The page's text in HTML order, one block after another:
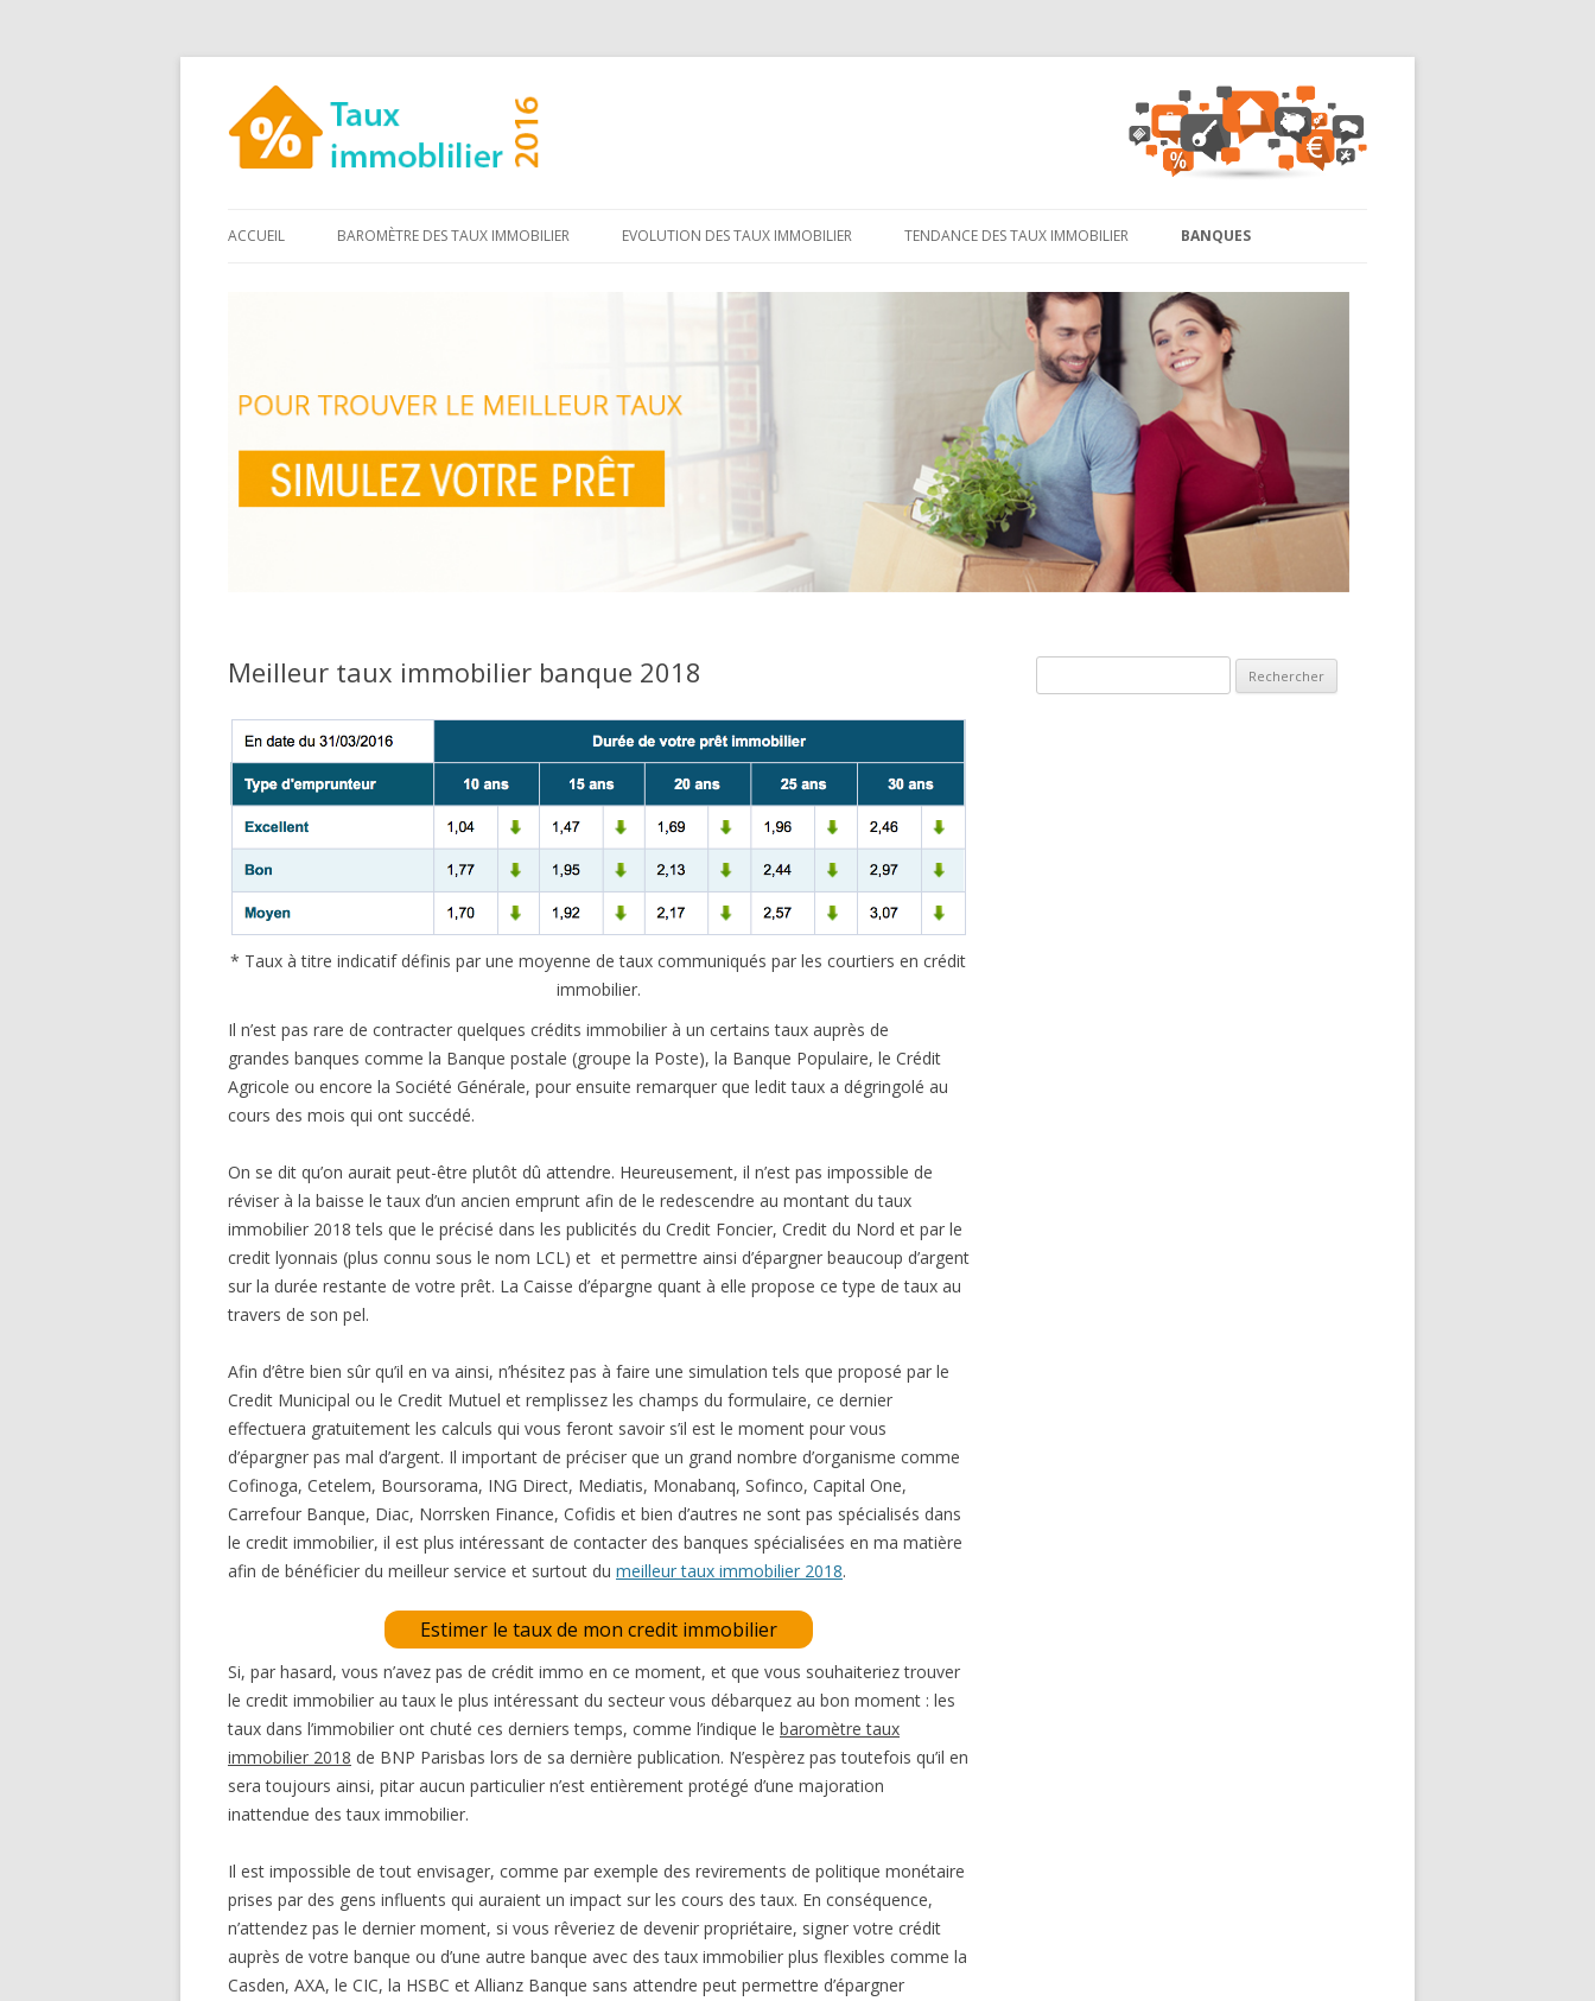
au
ACCUEIL BAROMÈTRE DES TAUX IMMOBILIER EVOLUTION DES TAUX IMMOBILIER TENDANCE DES TAUX IMMOBILIER BANQUES
Meilleur taux immobilier banque 2018
* Taux à titre indicatif définis par une moyenne de taux communiqués par les courtiers en crédit
immobilier.
Il n’est pas rare de contracter quelques crédits immobilier à un certains taux auprès de
grandes banques comme la Banque postale (groupe la Poste), la Banque Populaire, le Crédit
Agricole ou encore la Société Générale, pour ensuite remarquer que ledit taux a dégringolé au
cours des mois qui ont succédé.
On se dit qu’on aurait peut-être plutôt dû attendre. Heureusement, il n’est pas impossible de
réviser à la baisse le taux d’un ancien emprunt afin de le redescendre au montant du taux
immobilier 2018 tels que le précisé dans les publicités du Credit Foncier, Credit du Nord et par le
credit lyonnais (plus connu sous le nom LCL) et et permettre ainsi d’épargner beaucoup d’argent
sur la durée restante de votre prêt. La Caisse d’épargne quant à elle propose ce type de taux au
travers de son pel.
Afin d’être bien sûr qu’il en va ainsi, n’hésitez pas à faire une simulation tels que proposé par le
Credit Municipal ou le Credit Mutuel et remplissez les champs du formulaire, ce dernier
effectuera gratuitement les calculs qui vous feront savoir s’il est le moment pour vous
d’épargner pas mal d’argent. Il important de préciser que un grand nombre d’organisme comme
Cofinoga, Cetelem, Boursorama, ING Direct, Mediatis, Monabanq, Sofinco, Capital One,
Carrefour Banque, Diac, Norrsken Finance, Cofidis et bien d’autres ne sont pas spécialisés dans
le credit immobilier, il est plus intéressant de contacter des banques spécialisées en ma matière
afin de bénéficier du meilleur service et surtout du meilleur taux immobilier 2018.
Estimer le taux de mon credit immobilier
Si, par hasard, vous n’avez pas de crédit immo en ce moment, et que vous souhaiteriez trouver
le credit immobilier au taux le plus intéressant du secteur vous débarquez au bon moment : les
taux dans l’immobilier ont chuté ces derniers temps, comme l’indique le baromètre taux
immobilier 2018 de BNP Parisbas lors de sa dernière publication. N’espèrez pas toutefois qu’il en
sera toujours ainsi, pitar aucun particulier n’est entièrement protégé d’une majoration
inattendue des taux immobilier.
Il est impossible de tout envisager, comme par exemple des revirements de politique monétaire
prises par des gens influents qui auraient un impact sur les cours des taux. En conséquence,
n’attendez pas le dernier moment, si vous rêveriez de devenir propriétaire, signer votre crédit
auprès de votre banque ou d’une autre banque avec des taux immobilier plus flexibles comme la
Casden, AXA, le CIC, la HSBC et Allianz Banque sans attendre peut permettre d’épargner